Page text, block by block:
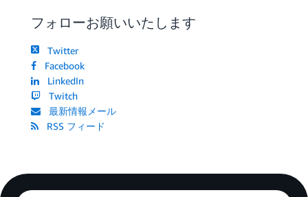
フォローお願いいたします
Twitter
Facebook
LinkedIn
Twitch
最新情報メール
RSS フィード